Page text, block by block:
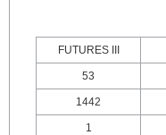
FUTURES III
53
1442
1